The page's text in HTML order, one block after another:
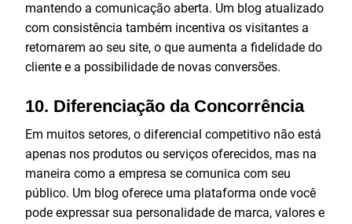
mantendo a comunicação aberta. Um blog atualizado
com consistência também incentiva os visitantes a
retornarem ao seu site, o que aumenta a fidelidade do
cliente e a possibilidade de novas conversões.
10. Diferenciação da Concorrência
Em muitos setores, o diferencial competitivo não está
apenas nos produtos ou serviços oferecidos, mas na
maneira como a empresa se comunica com seu
público. Um blog oferece uma plataforma onde você
pode expressar sua personalidade de marca, valores e